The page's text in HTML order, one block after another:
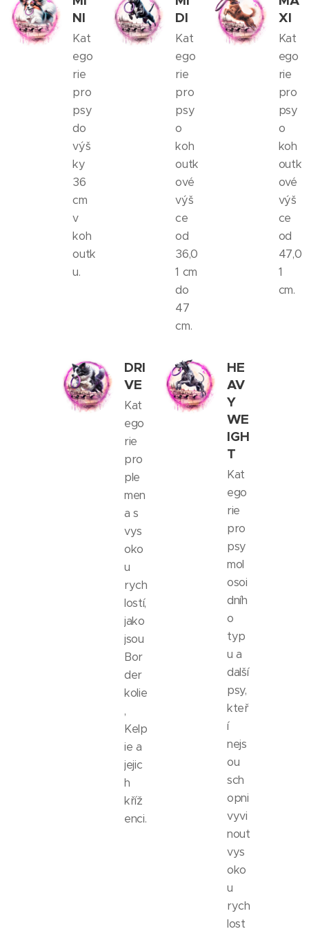
NI
Kat
ego
rie
pro
psy
do
výš
ky
36
cm
v
koh
outk
u.
DI
Kat
ego
rie
pro
psy
o
koh
outk
ové
výš
ce
od
36,0
1 cm
do
47
cm.
XI
Kat
ego
rie
pro
psy
o
koh
outk
ové
výš
ce
od
47,0
1
cm.
DRI
VE
Kat
ego
rie
pro
ple
men
a s
vys
oko
u
rych
lostí,
jako
jsou
Bor
der
kolie
,
Kelp
ie a
jejic
h
kříž
enci.
HE
AV
Y
WE
IGH
T
Kat
ego
rie
pro
psy
mol
osoi
dníh
o
typ
u a
další
psy,
kteř
í
nejs
ou
sch
opni
vyvi
nout
vys
oko
u
rych
lost